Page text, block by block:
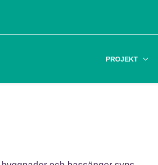
PROJEKT